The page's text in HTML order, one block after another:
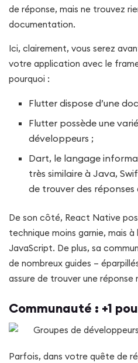
de réponse, mais ne trouvez
documentation.
Ici, clairement, vous serez
votre application avec le
pourquoi :
Flutter dispose d’une
Flutter possède une
développeurs ;
Dart, le langage
très similaire à Java,
de trouver des
De son côté, React Native
technique moins garnie, mais
JavaScript. De plus, sa
de nombreux guides –
assure de trouver une réponse
Communauté : +1
Parfois, dans votre quête de